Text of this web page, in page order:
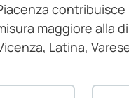
maggiore alla
Latina,